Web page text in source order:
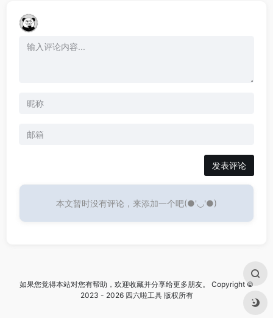
发表评论
本文暂时没有评论，来添加一个吧(●'◡'●)
如果您觉得本站对您有帮助，欢迎收藏并分享给更多朋友。 Copyright ©
2023 - 2026 四六啦工具 版权所有